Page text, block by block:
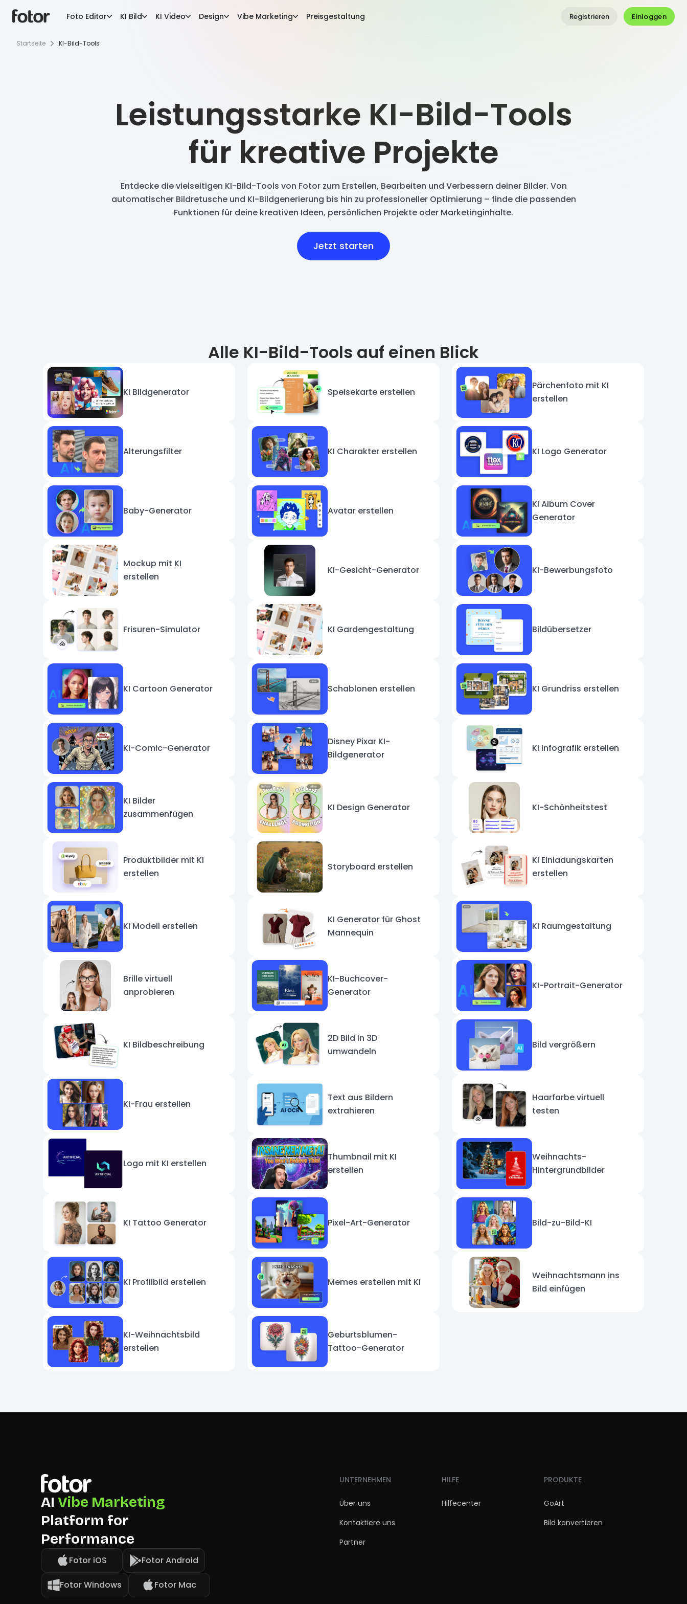
Foto Editor KI Bild KI Video Design Vibe Marketing Preisgestaltung Registrieren Einloggen
Startseite KI-Bild-Tools
Leistungsstarke KI-Bild-Tools
für kreative Projekte
Entdecke die vielseitigen KI-Bild-Tools von Fotor zum Erstellen, Bearbeiten und Verbessern deiner Bilder. Von
automatischer Bildretusche und KI-Bildgenerierung bis hin zu professioneller Optimierung – finde die passenden
Funktionen für deine kreativen Ideen, persönlichen Projekte oder Marketinginhalte.
Jetzt starten
Alle KI-Bild-Tools auf einen Blick
KI Bildgenerator Speisekarte erstellen
Pärchenfoto mit KI
erstellen
Alterungsfilter KI Charakter erstellen KI Logo Generator
Baby-Generator Avatar erstellen
KI Album Cover
Generator
Mockup mit KI
erstellen
KI-Gesicht-Generator KI-Bewerbungsfoto
Frisuren-Simulator KI Gardengestaltung Bildübersetzer
KI Cartoon Generator Schablonen erstellen KI Grundriss erstellen
KI-Comic-Generator
Disney Pixar KI-
Bildgenerator
KI Infografik erstellen
KI Bilder
zusammenfügen
KI Design Generator KI-Schönheitstest
Produktbilder mit KI
erstellen
Storyboard erstellen
KI Einladungskarten
erstellen
KI Modell erstellen
KI Generator für Ghost
Mannequin
KI Raumgestaltung
Brille virtuell
anprobieren
KI-Buchcover-
Generator
KI-Portrait-Generator
KI Bildbeschreibung
2D Bild in 3D
umwandeln
Bild vergrößern
KI-Frau erstellen
Text aus Bildern
extrahieren
Haarfarbe virtuell
testen
Logo mit KI erstellen
Thumbnail mit KI
erstellen
Weihnachts-
Hintergrundbilder
KI Tattoo Generator Pixel-Art-Generator Bild-zu-Bild-KI
KI Profilbild erstellen Memes erstellen mit KI
Weihnachtsmann ins
Bild einfügen
KI-Weihnachtsbild
erstellen
Geburtsblumen-
Tattoo-Generator
AI Vibe Marketing
Platform for
Performance
Fotor iOS Fotor Android
Fotor Windows Fotor Mac
UNTERNEHMEN
Über uns
Kontaktiere uns
Partner
HILFE
Hilfecenter
PRODUKTE
GoArt
Bild konvertieren